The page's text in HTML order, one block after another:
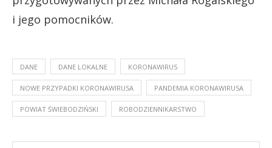
i jego pomocników.
DANE DANE LOKALNE KORONAWIRUS
NOWE PRZYPADKI KORONAWIRUSA PANDEMIA KORONAWIRUSA
POWIAT ŚWIEBODZIŃSKI ROBODZIENNIKARSTWO